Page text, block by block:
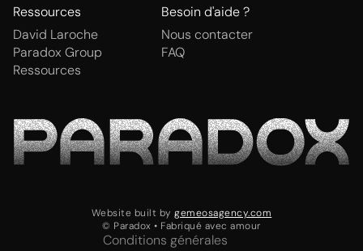
Ressources
David Laroche
Paradox Group
Ressources
Besoin d'aide ?
Nous contacter
FAQ
Website built bygemeosagency.com
© Paradox • Fabriqué avec amour
Conditions générales